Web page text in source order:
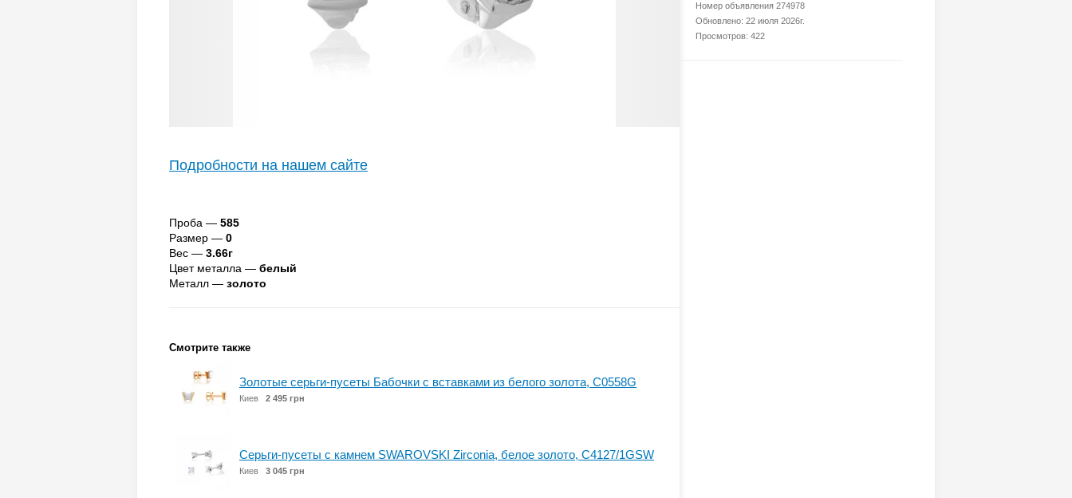
Подробности на нашем сайте
Проба — 585
Размер — 0
Вес — 3.66г
Цвет металла — белый
Металл — золото
Смотрите также
Золотые серьги-пусеты Бабочки с вставками из белого золота, С0558G
Киев 2 495 грн
Серьги-пусеты с камнем SWAROVSKI Zirconia, белое золото, С4127/1GSW
Киев 3 045 грн
Номер объявления 274978
Обновлено: 22 июля 2026г.
Просмотров: 422